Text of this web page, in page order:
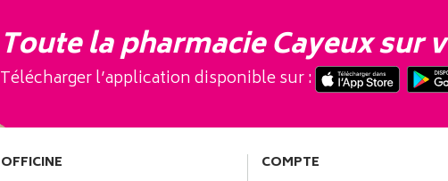
Toute la pharmacie Cayeux sur
Télécharger l’application disponible sur :
OFFICINE COMPTE